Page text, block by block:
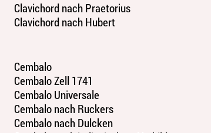
Clavichord nach Praetorius
Clavichord nach Hubert
Cembalo
Cembalo Zell 1741
Cembalo Universale
Cembalo nach Ruckers
Cembalo nach Dulcken